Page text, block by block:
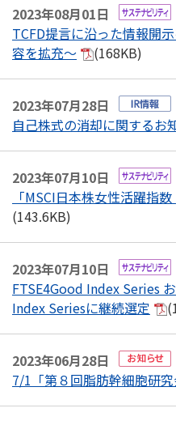
2023年08月01日
TCFD提言に沿った情報開
容を拡充～
(168KB)
2023年07月28日
自己株式の消却に関するお
2023年07月10日
「MSCI日本株女性活躍指
(143.6KB)
2023年07月10日
FTSE4Good Index Series
Index Seriesに継続選定
2023年06月28日
7/1「第８回脂肪幹細胞研